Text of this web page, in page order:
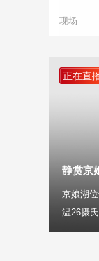
现场
正在直
静赏京
京娘湖
温26摄